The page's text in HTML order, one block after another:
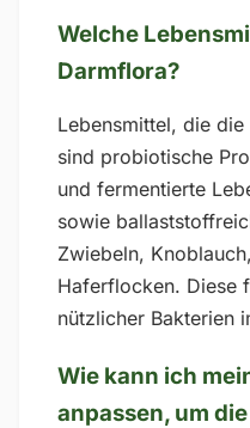
Welche
Darmflora?
Lebensmittel, die
sind probiotische
und fermentierte
sowie
Zwiebeln,
Haferflocken. Diese
nützlicher Bakterien
Wie kann ich
anpassen, um